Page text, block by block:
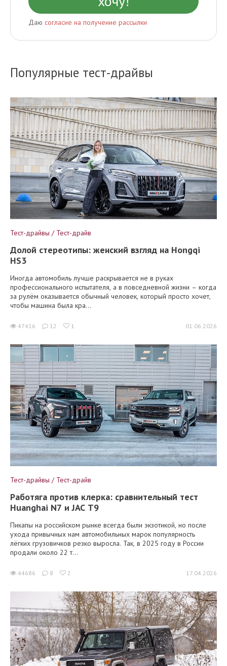
Даю согласие на получение рассылки
Популярные тест-драйвы
Тест-драйвы / Тест-драйв
Долой стереотипы: женский взгляд на Hongqi
HS3
Иногда автомобиль лучше раскрывается не в руках
профессионального испытателя, а в повседневной жизни – когда
за рулём оказывается обычный человек, который просто хочет,
чтобы машина была кра...
47416 12 1 01.06.2026
Тест-драйвы / Тест-драйв
Работяга против клерка: сравнительный тест
Huanghai N7 и JAC T9
Пикапы на российском рынке всегда были экзотикой, но после
ухода привычных нам автомобильных марок популярность
лёгких грузовичков резко выросла. Так, в 2025 году в России
продали около 22 т...
44686 8 2 17.04.2026